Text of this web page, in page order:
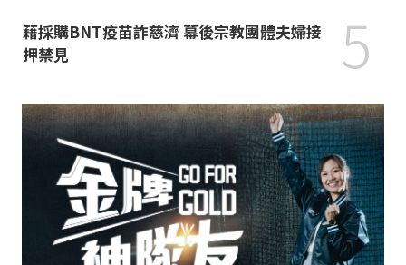
藉採購BNT疫苗詐慈濟 幕後宗教團體夫婦接
押禁見
5